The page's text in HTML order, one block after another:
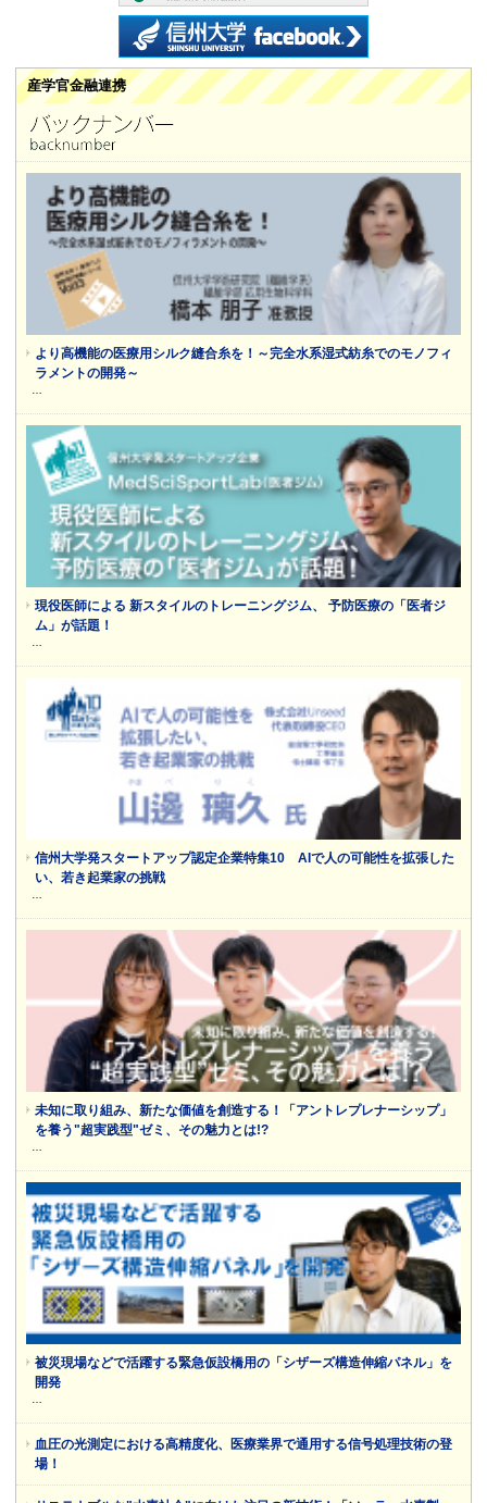
産学官金融連携
より高機能の医療用シルク縫合糸を！～完全水系湿式紡糸でのモノフィ
ラメントの開発～
現役医師による 新スタイルのトレーニングジム、 予防医療の「医者ジ
ム」が話題！
信州大学発スタートアップ認定企業特集10 AIで人の可能性を拡張した
い、若き起業家の挑戦
未知に取り組み、新たな価値を創造する！「アントレプレナーシップ」
を養う"超実践型"ゼミ、その魅力とは!?
被災現場などで活躍する緊急仮設橋用の「シザーズ構造伸縮パネル」を
開発
血圧の光測定における高精度化、医療業界で通用する信号処理技術の登
場！